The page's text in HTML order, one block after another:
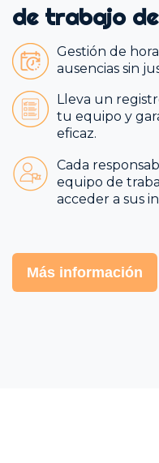
de trabajo
Gestión de
ausencias sin
Lleva un
tu equipo y
eficaz.
Cada
equipo de
acceder a sus
Más información